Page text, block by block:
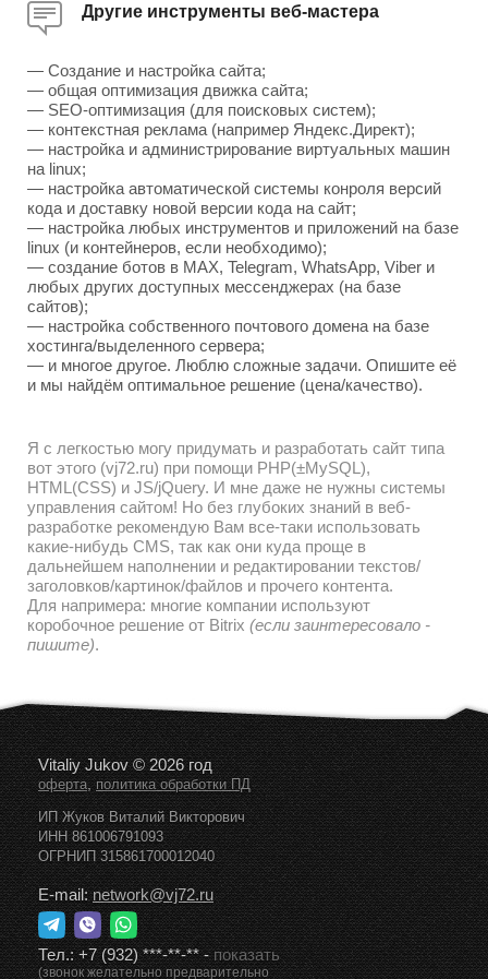
Другие инструменты веб-мастера
— Создание и настройка сайта;
— общая оптимизация движка сайта;
— SEO-оптимизация (для поисковых систем);
— контекстная реклама (например Яндекс.Директ);
— настройка и администрирование виртуальных машин
на linux;
— настройка автоматической системы конроля версий
кода и доставку новой версии кода на сайт;
— настройка любых инструментов и приложений на базе
linux (и контейнеров, если необходимо);
— создание ботов в MAX, Telegram, WhatsApp, Viber и
любых других доступных мессенджерах (на базе
сайтов);
— настройка собственного почтового домена на базе
хостинга/выделенного сервера;
— и многое другое. Люблю сложные задачи. Опишите её
и мы найдём оптимальное решение (цена/качество).
Я с легкостью могу придумать и разработать сайт типа
вот этого (vj72.ru) при помощи PHP(±MySQL),
HTML(CSS) и JS/jQuery. И мне даже не нужны системы
управления сайтом! Но без глубоких знаний в веб-
разработке рекомендую Вам все-таки использовать
какие-нибудь CMS, так как они куда проще в
дальнейшем наполнении и редактировании текстов/
заголовков/картинок/файлов и прочего контента.
Для напримера: многие компании используют
коробочное решение от Bitrix (если заинтересовало -
пишите).
Vitaliy Jukov © 2026 год
оферта,политика обработки ПД
ИП Жуков Виталий Викторович
ИНН 861006791093
ОГРНИП 315861700012040
E-mail:network@vj72.ru
Тел.:+7 (932) ***-**-**-показать
(звонок желательно предварительно